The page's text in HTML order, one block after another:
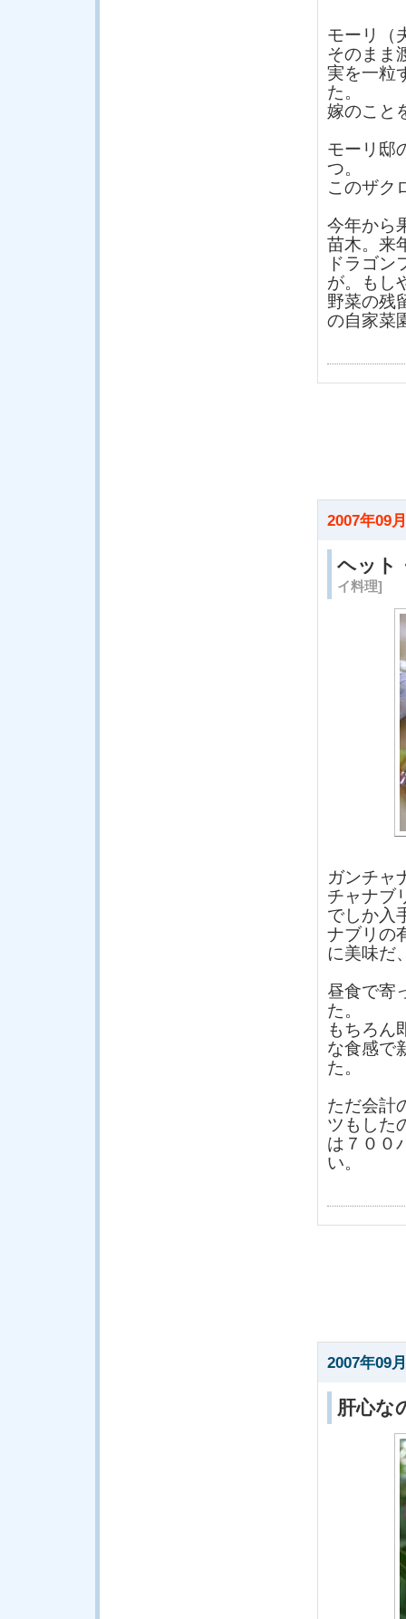
モーリ（
そのまま
実を一粒
た。
嫁のこと
モーリ邸
つ。
このザク
今年から
苗木。来
ドラゴン
が。もし
野菜の残
の自家菜
2007年09
ヘット
イ料理]
ガンチャ
チャナブ
でしか入
ナブリの
に美味だ
昼食で寄
た。
もちろん
な食感で
た。
ただ会計
ツもした
は７００
い。
2007年09
肝心な